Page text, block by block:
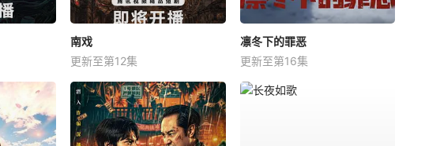
南戏
更新至第12集
凛冬下的罪恶
更新至第16集